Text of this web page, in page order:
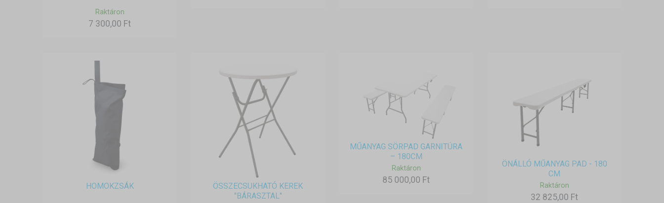
Raktáron
7 300,00 Ft
HOMOKZSÁK
ÖSSZECSUKHATÓ KEREK
"BÁRASZTAL"
MŰANYAG SÖRPAD GARNITÚRA
– 180CM
Raktáron
85 000,00 Ft
ÖNÁLLÓ MŰANYAG PAD - 180
CM
Raktáron
32 825,00 Ft